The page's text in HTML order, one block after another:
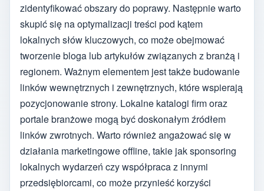
zidentyfikować obszary do poprawy. Następnie warto
skupić się na optymalizacji treści pod kątem
lokalnych słów kluczowych, co może obejmować
tworzenie bloga lub artykułów związanych z branżą i
regionem. Ważnym elementem jest także budowanie
linków wewnętrznych i zewnętrznych, które wspierają
pozycjonowanie strony. Lokalne katalogi firm oraz
portale branżowe mogą być doskonałym źródłem
linków zwrotnych. Warto również angażować się w
działania marketingowe offline, takie jak sponsoring
lokalnych wydarzeń czy współpraca z innymi
przedsiębiorcami, co może przynieść korzyści